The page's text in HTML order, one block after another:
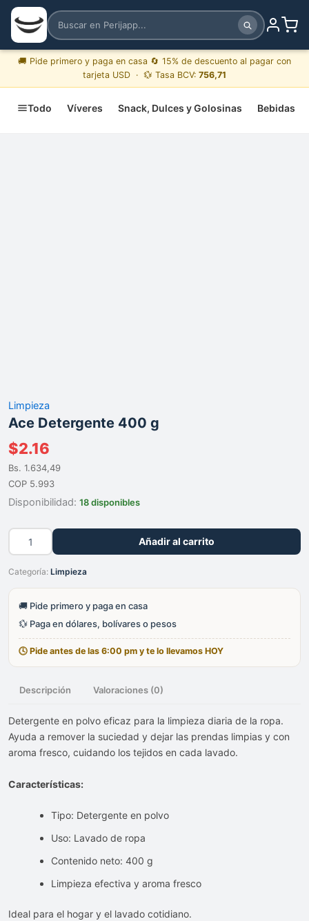
🚚 Pide primero y paga en casa 🔄 15% de descuento al pagar con
tarjeta USD · 💱 Tasa BCV: 756,71
Todo Víveres Snack, Dulces y Golosinas Bebidas
Limpieza
Ace Detergente 400 g
$2.16
Bs. 1.634,49
COP 5.993
Disponibilidad: 18 disponibles
Ace
Detergente
g
cantidad
Añadir al carrito
Categoría: Limpieza
🚚 Pide primero y paga en casa
💱 Paga en dólares, bolívares o pesos
🕓 Pide antes de las 6:00 pm y te lo llevamos HOY
Descripción Valoraciones (0)
Detergente en polvo eficaz para la limpieza diaria de la ropa.
Ayuda a remover la suciedad y dejar las prendas limpias y con
aroma fresco, cuidando los tejidos en cada lavado.
Características:
Tipo: Detergente en polvo
Uso: Lavado de ropa
Contenido neto: 400 g
Limpieza efectiva y aroma fresco
Ideal para el hogar y el lavado cotidiano.